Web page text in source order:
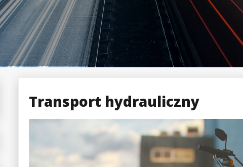
Transport hydrauliczny